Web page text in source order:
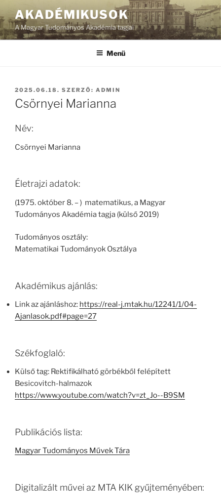
AKADÉMIKUSOK
A Magyar Tudományos Akadémia tagjai
Menü
BEKÜLDVE:
2025.06.18. SZERZŐ: ADMIN
Csörnyei Marianna
Név:
Csörnyei Marianna
Életrajzi adatok:
(1975. október 8. – ) matematikus, a Magyar
Tudományos Akadémia tagja (külső 2019)
Tudományos osztály:
Matematikai Tudományok Osztálya
Akadémikus ajánlás:
Link az ajánláshoz: https://real-j.mtak.hu/12241/1/04-
Ajanlasok.pdf#page=27
Székfoglaló:
Külső tag: Rektifikálható görbékből felépített
Besicovitch-halmazok
https://www.youtube.com/watch?v=zt_Jo--B9SM
Publikációs lista:
Magyar Tudományos Művek Tára
Digitalizált művei az MTA KIK gyűjteményében: